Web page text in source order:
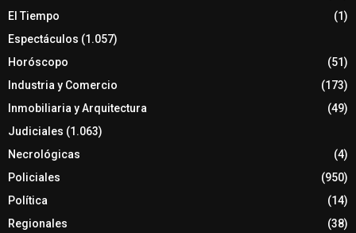
El Tiempo
(1)
Espectáculos (1.057)
Horóscopo
(51)
Industria y Comercio
(173)
Inmobiliaria y Arquitectura
(49)
Judiciales (1.063)
Necrológicas
(4)
Policiales
(950)
Política
(14)
Regionales
(38)